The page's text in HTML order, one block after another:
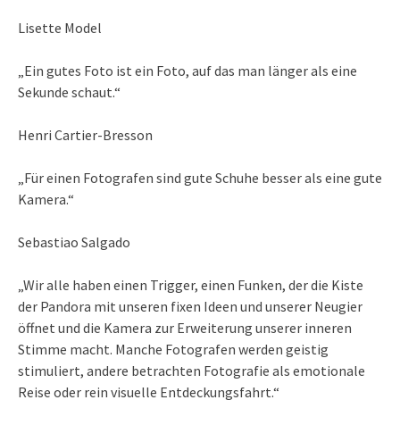
Lisette Model
„Ein gutes Foto ist ein Foto, auf das man länger als eine
Sekunde schaut.“
Henri Cartier-Bresson
„Für einen Fotografen sind gute Schuhe besser als eine gute
Kamera.“
Sebastiao Salgado
„Wir alle haben einen Trigger, einen Funken, der die Kiste
der Pandora mit unseren fixen Ideen und unserer Neugier
öffnet und die Kamera zur Erweiterung unserer inneren
Stimme macht. Manche Fotografen werden geistig
stimuliert, andere betrachten Fotografie als emotionale
Reise oder rein visuelle Entdeckungsfahrt.“